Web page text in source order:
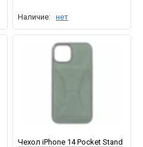
Наличие: нет
Чехол iPhone 14 Pocket Stand